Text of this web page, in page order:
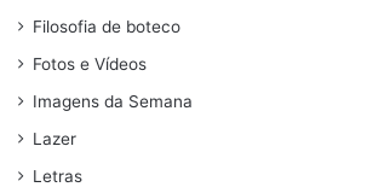
Filosofia de boteco
Fotos e Vídeos
Imagens da Semana
Lazer
Letras